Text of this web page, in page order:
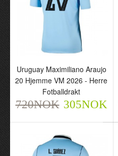
Uruguay Maximiliano
Araujo 20 Hjemme VM
2026 - Herre Fotballdrakt
720NOK
Uruguay Maximiliano Araujo
20 Hjemme VM 2026 - Herre
Fotballdrakt
720NOK 305NOK